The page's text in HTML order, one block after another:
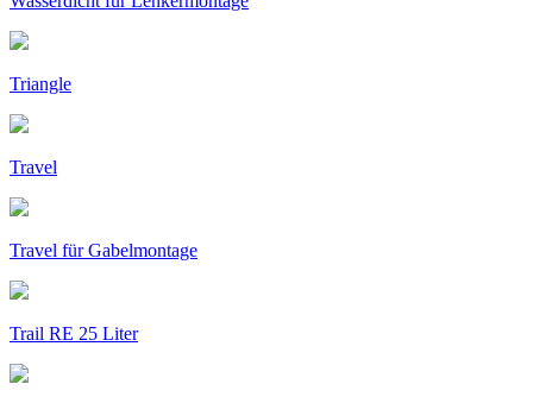
Triangle
Travel
Travel für Gabelmontage
Trail RE 25 Liter